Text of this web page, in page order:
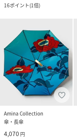
16ポイント(1倍)
Amina Collection
傘・長傘
4,070 円